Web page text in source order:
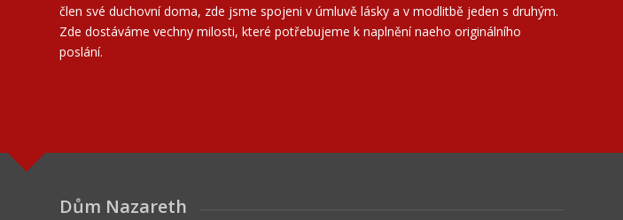
člen své duchovní doma, zde jsme spojeni v úmluvě lásky a v modlitbě jeden s druhým.
Zde dostáváme vechny milosti, které potřebujeme k naplnění naeho originálního
poslání.
Dům Nazareth